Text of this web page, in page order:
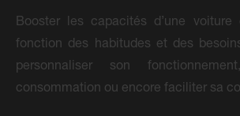
Booster les capacités d’une
fonction des habitudes et des
personnaliser son
consommation ou encore faciliter sa